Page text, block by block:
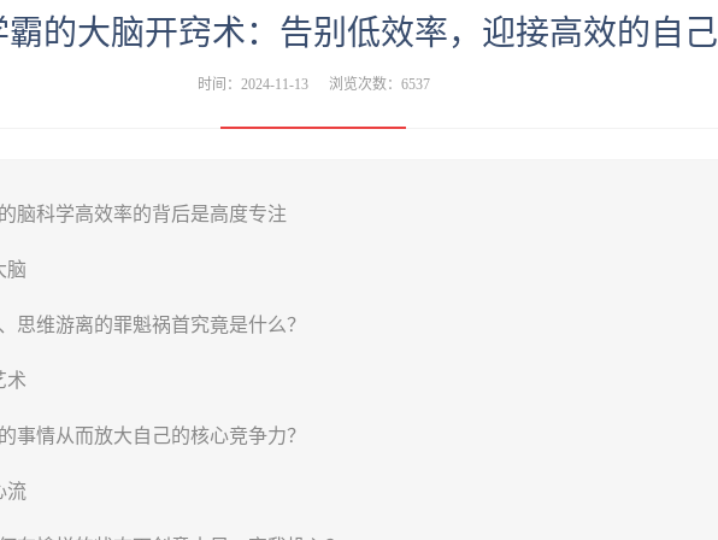
霸的大脑开窍术：告别低效率，迎接高效的自己
时间：2024-11-13 浏览次数：6537
脑科学高效率的背后是高度专注
脑
思维游离的罪魁祸首究竟是什么？
术
事情从而放大自己的核心竞争力？
流